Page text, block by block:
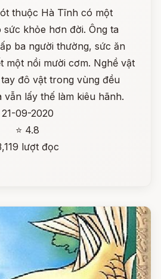
thuộc Hà Tĩnh có một
sức khỏe hơn đời. Ông ta
ba người thường, sức ăn
một nồi mười cơm. Nghề vật
đô vật trong vùng đều
vẫn lấy thế làm kiêu hãnh.
21-09-2020
⭐ 4.8
lượt đọc